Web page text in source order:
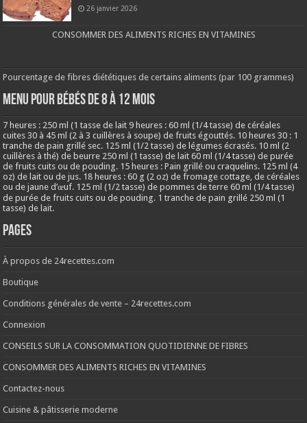
26 janvier 2026
CONSOMMER DES ALIMENTS RICHES EN VITAMINES
Pourcentage de fibres diététiques de certains aliments (par 100 grammes)
MENU POUR BÉBÉS DE 8 à 12 MOIS
7 heures : 250 ml (1 tasse de lait 9 heures : 60 ml (1/4 tasse) de céréales
cuites 30 à 45 ml (2 à 3 cuillères à soupe) de fruits égouttés. 10 heures 30 : 1
tranche de pain grillé sec. 125 ml (1/2 tasse) de légumes écrasés. 10 ml (2
cuillères à thé) de beurre 250 ml (1 tasse) de lait 60 ml (1/4 tasse) de purée
de fruits cuits ou de pouding. 15 heures : Pain grillé ou craquelins. 125 ml (4
oz) de lait ou de jus. 18 heures : 60 g (2 oz) de fromage cottage, de céréales
ou de jaune d’œuf. 125 ml (1/2 tasse) de pommes de terre 60 ml (1/4 tasse)
de purée de fruits cuits ou de pouding. 1 tranche de pain grillé 250 ml (1
tasse) de lait.
Pages
À propos de 24recettes.com
Boutique
Conditions générales de vente – 24recettes.com
Connexion
CONSEILS SUR LA CONSOMMATION QUOTIDIENNE DE FIBRES
CONSOMMER DES ALIMENTS RICHES EN VITAMINES
Contactez-nous
Cuisine & pâtisserie moderne